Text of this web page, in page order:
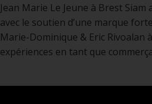
Jean Marie Le Jeune à Brest
avec le soutien d’une marque
Marie-Dominique & Eric
expériences en tant que